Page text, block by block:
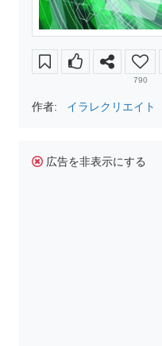
790
作者: イラレクリエイト
広告を非表示にする